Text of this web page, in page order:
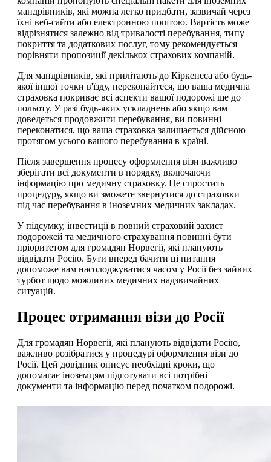
мандрівників, які можна легко придбати, зазвичай через
їхні веб-сайти або електронною поштою. Вартість може
відрізнятися залежно від тривалості перебування, типу
покриття та додаткових послуг, тому рекомендується
порівняти пропозиції декількох страхових компаній.
Для мандрівників, які прилітають до Кіркенеса або будь-
якої іншої точки в'їзду, переконайтеся, що ваша медична
страховка покриває всі аспекти вашої подорожі ще до
польоту. У разі будь-яких ускладнень або якщо вам
доведеться продовжити перебування, ви повинні
переконатися, що ваша страховка залишається дійсною
протягом усього вашого перебування в країні.
Після завершення процесу оформлення візи важливо
зберігати всі документи в порядку, включаючи
інформацію про медичну страховку. Це спростить
процедуру, якщо ви зможете звернутися до страховки
під час перебування в іноземних медичних закладах.
У підсумку, інвестиції в повний страховий захист
подорожей та медичного страхування повинні бути
пріоритетом для громадян Норвегії, які планують
відвідати Росію. Бути вперед бачити ці питання
допоможе вам насолоджуватися часом у Росії без зайвих
турбот щодо можливих медичних надзвичайних
ситуацій.
Процес отримання візи до Росії
Для громадян Норвегії, які планують відвідати Росію,
важливо розібратися у процедурі оформлення візи до
Росії. Цей довідник описує необхідні кроки, що
допомагає іноземцям підготувати всі потрібні
документи та інформацію перед початком подорожі.